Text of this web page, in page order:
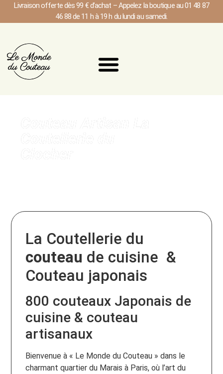
Livraison offerte dès 99 € d’achat – Appelez la boutique au 01 48 87
46 88 de 11 h à 19 h du lundi au samedi.
La Coutellerie du
couteau de cuisine &
Couteau japonais
800 couteaux Japonais de
cuisine & couteau
artisanaux
Bienvenue à « Le Monde du Couteau » dans le
charmant quartier du Marais à Paris, où l’art du